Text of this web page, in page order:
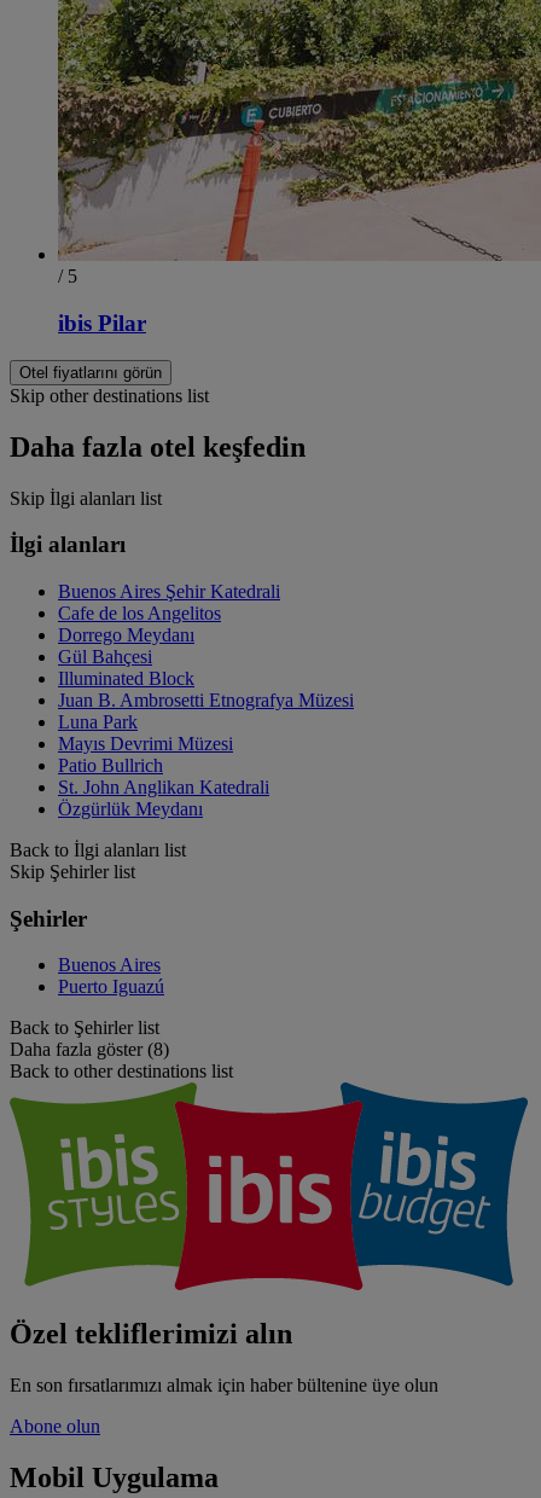
/ 5
ibis Pilar
Otel fiyatlarını görün
Skip other destinations list
Daha fazla otel keşfedin
Skip İlgi alanları list
İlgi alanları
Buenos Aires Şehir Katedrali
Cafe de los Angelitos
Dorrego Meydanı
Gül Bahçesi
Illuminated Block
Juan B. Ambrosetti Etnografya Müzesi
Luna Park
Mayıs Devrimi Müzesi
Patio Bullrich
St. John Anglikan Katedrali
Özgürlük Meydanı
Back to İlgi alanları list
Skip Şehirler list
Şehirler
Buenos Aires
Puerto Iguazú
Back to Şehirler list
Daha fazla göster (8)
Back to other destinations list
Özel tekliflerimizi alın
En son fırsatlarımızı almak için haber bültenine üye olun
Abone olun
Mobil Uygulama